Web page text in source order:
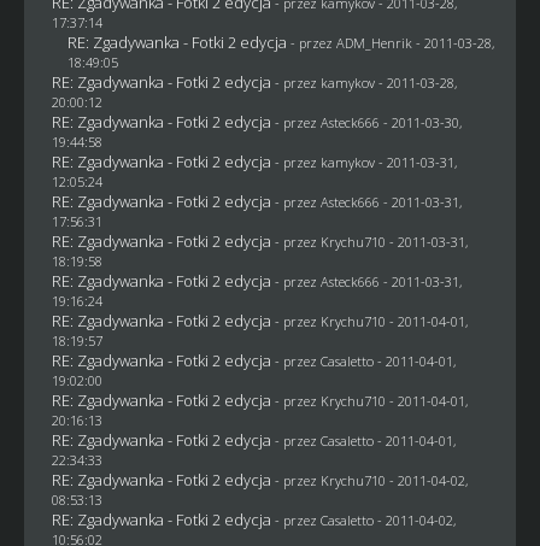
17:37:14
RE: Zgadywanka - Fotki 2 edycja - przez ADM_Henrik - 2011-03-28,
18:49:05
RE: Zgadywanka - Fotki 2 edycja - przez kamykov- 2011-03-28,
20:00:12
RE: Zgadywanka - Fotki 2 edycja - przez Asteck666 - 2011-03-30,
19:44:58
RE: Zgadywanka - Fotki 2 edycja - przez kamykov- 2011-03-31,
12:05:24
RE: Zgadywanka - Fotki 2 edycja - przez Asteck666 - 2011-03-31,
17:56:31
RE: Zgadywanka - Fotki 2 edycja - przez Krychu710 - 2011-03-31,
18:19:58
RE: Zgadywanka - Fotki 2 edycja - przez Asteck666 - 2011-03-31,
19:16:24
RE: Zgadywanka - Fotki 2 edycja - przez Krychu710 - 2011-04-01,
18:19:57
RE: Zgadywanka - Fotki 2 edycja - przez Casaletto- 2011-04-01,
19:02:00
RE: Zgadywanka - Fotki 2 edycja - przez Krychu710 - 2011-04-01,
20:16:13
RE: Zgadywanka - Fotki 2 edycja - przez Casaletto- 2011-04-01,
22:34:33
RE: Zgadywanka - Fotki 2 edycja - przez Krychu710 - 2011-04-02,
08:53:13
RE: Zgadywanka - Fotki 2 edycja - przez Casaletto- 2011-04-02,
10:56:02